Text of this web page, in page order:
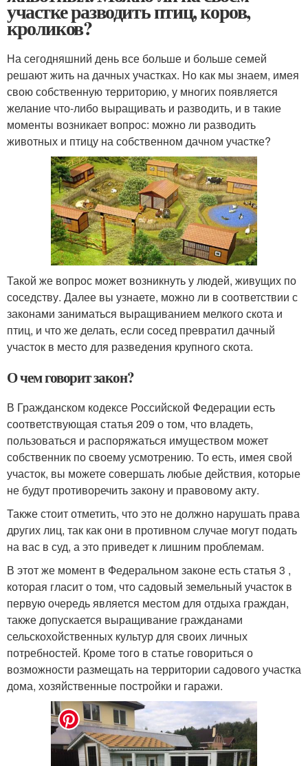
участке разводить птиц, коров,
кроликов?
На сегодняшний день все больше и больше семей
решают жить на дачных участках. Но как мы знаем, имея
свою собственную территорию, у многих появляется
желание что-либо выращивать и разводить, и в такие
моменты возникает вопрос: можно ли разводить
животных и птицу на собственном дачном участке?
Такой же вопрос может возникнуть у людей, живущих по
соседству. Далее вы узнаете, можно ли в соответствии с
законами заниматься выращиванием мелкого скота и
птиц, и что же делать, если сосед превратил дачный
участок в место для разведения крупного скота.
О чем говорит закон?
В Гражданском кодексе Российской Федерации есть
соответствующая статья 209 о том, что владеть,
пользоваться и распоряжаться имуществом может
собственник по своему усмотрению. То есть, имея свой
участок, вы можете совершать любые действия, которые
не будут противоречить закону и правовому акту.
Также стоит отметить, что это не должно нарушать права
других лиц, так как они в противном случае могут подать
на вас в суд, а это приведет к лишним проблемам.
В этот же момент в Федеральном законе есть статья 3 ,
которая гласит о том, что садовый земельный участок в
первую очередь является местом для отдыха граждан,
также допускается выращивание гражданами
сельскохойственных культур для своих личных
потребностей. Кроме того в статье говориться о
возможности размещать на территории садового участка
дома, хозяйственные постройки и гаражи.